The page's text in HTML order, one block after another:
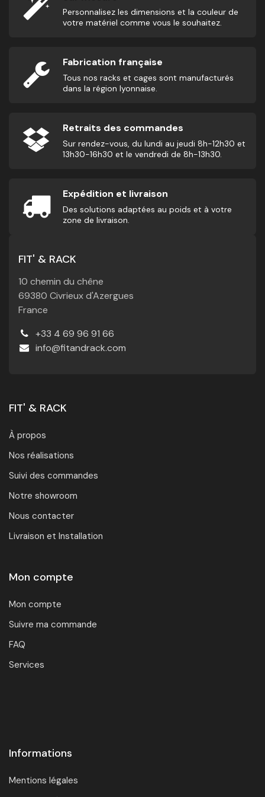
Personnalisez les dimensions et la couleur de
votre matériel comme vous le souhaitez.
Fabrication française
Tous nos racks et cages sont manufacturés
dans la région lyonnaise.
Retraits des commandes
Sur rendez-vous, du lundi au jeudi 8h-12h30 et
13h30-16h30 et le vendredi de 8h-13h30.
Expédition et livraison
Des solutions adaptées au poids et à votre
zone de livraison.
FIT' & RACK
10 chemin du chêne
69380 Civrieux d'Azergues
France
+33 4 69 96 91 66
info@fitandrack.com
FIT' & RACK
À propos
Nos réalisations
Suivi des commandes
Notre showroom
Nous contacter
Livraison et Installation
Mon compte
Mon compte
Suivre ma commande
FAQ
Services
Informations
Mentions légales